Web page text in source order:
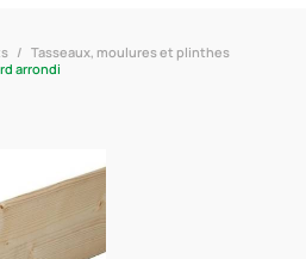
Tasseaux, moulures et plinthes
arrondi